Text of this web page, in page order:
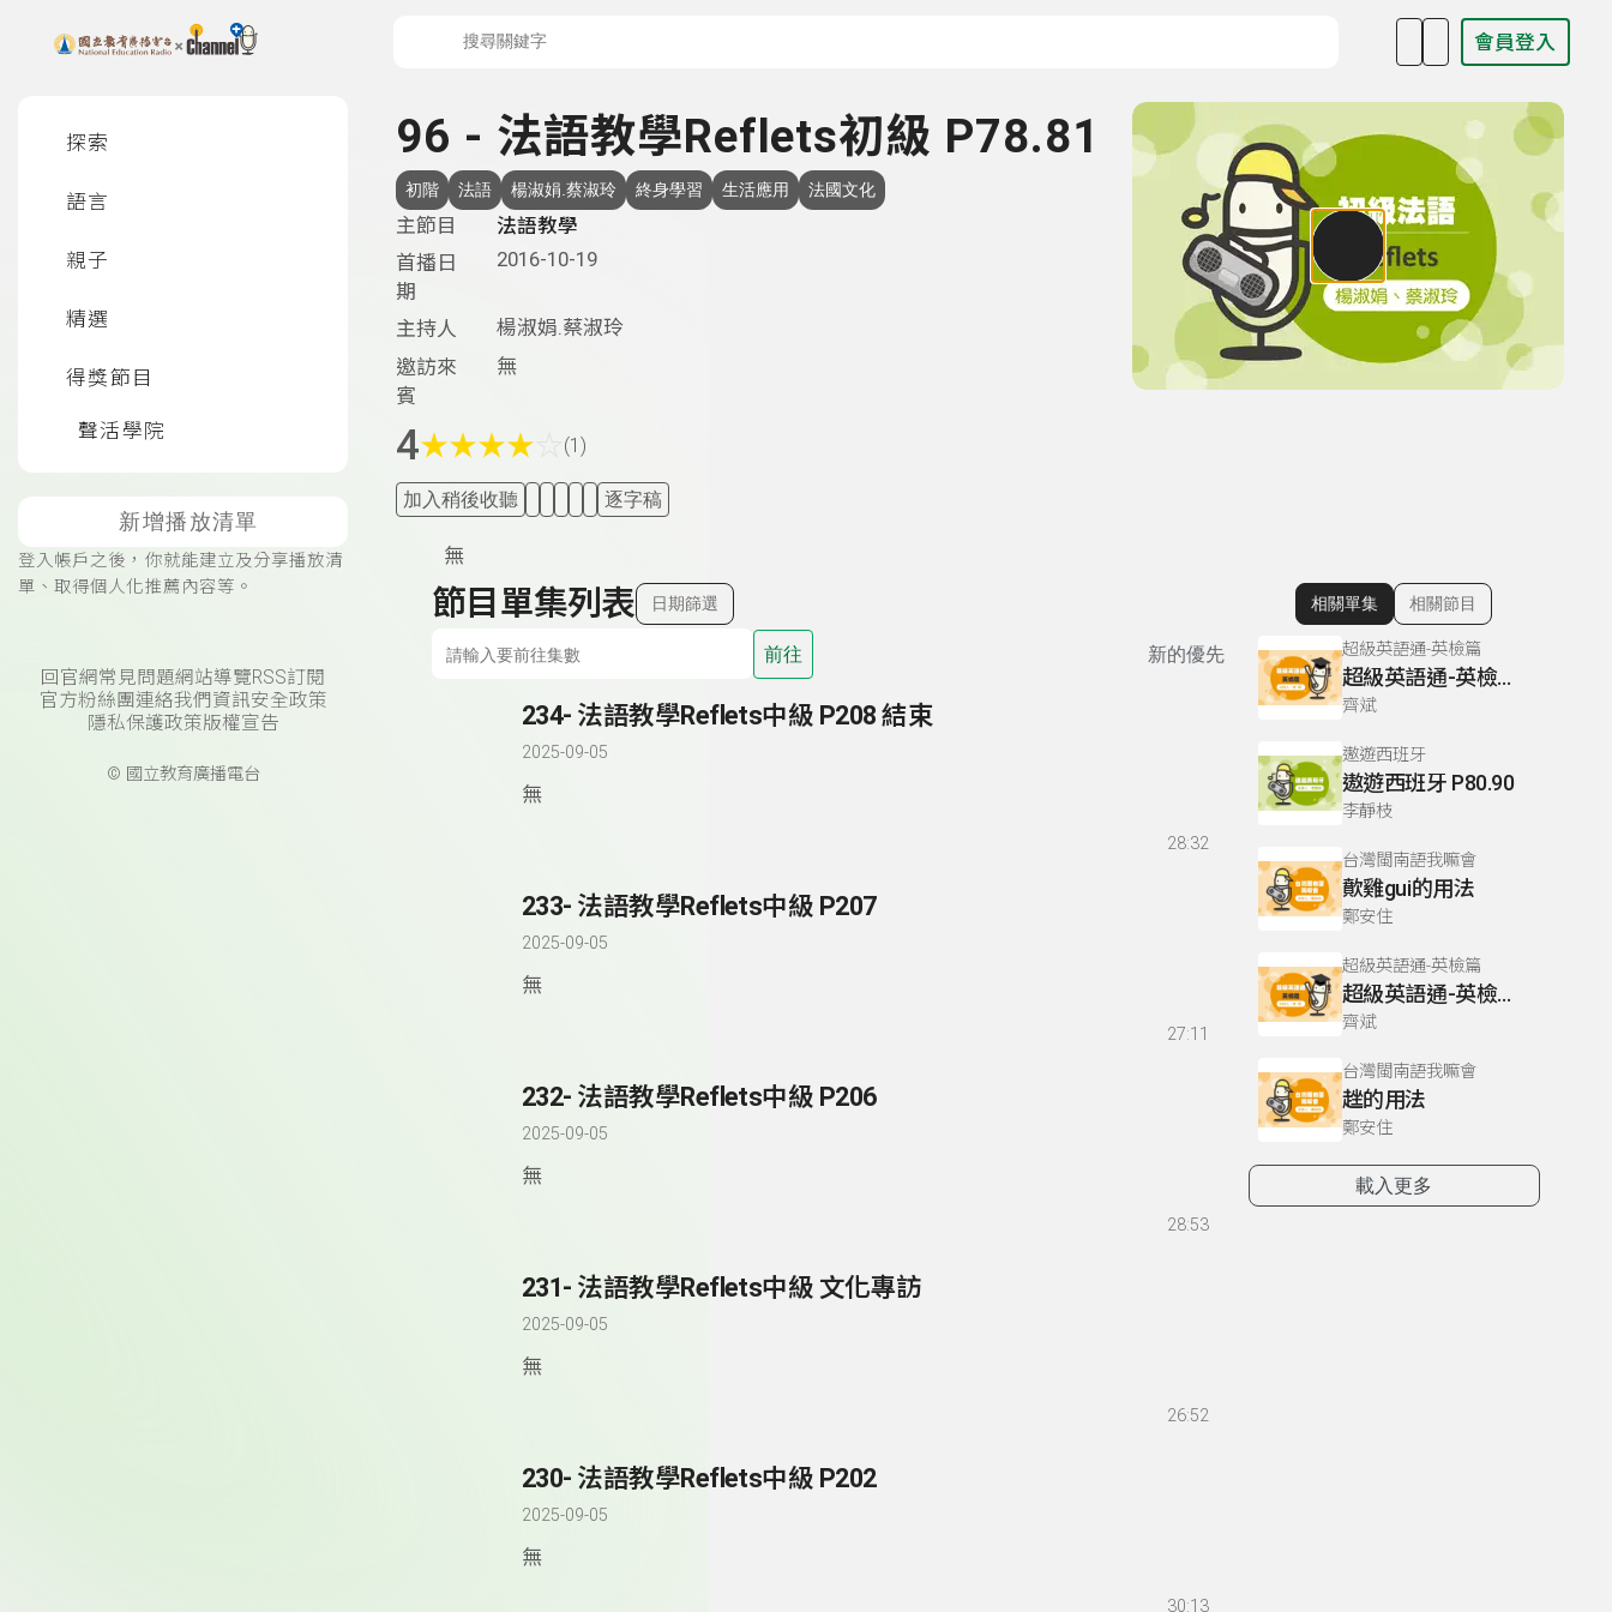
上方功能區塊 會員登入
探索
語言
親子
精選
得獎節目
聲活學院
新增播放清單
登入帳戶之後，你就能建立及分享播放清
單、取得個人化推薦內容等。
回官網常見問題網站導覽RSS訂閱
官方粉絲團連絡我們 資訊安全政策
隱私保護政策版權宣告
© 國立教育廣播電台
96 - 法語教學Reflets初級 P78.81
初階 法語 楊淑娟.蔡淑玲 終身學習 生活應用 法國文化
主節目
法語教學
首播日
期
2016-10-19
主持人
楊淑娟.蔡淑玲
邀訪來
賓
無
4★★★★ (1)
加入稍後收聽 逐字稿
無
節目單集列表 日期篩選
前往 新的優先
234- 法語教學Reflets中級 P208 結束
2025-09-05
無
28:32
233- 法語教學Reflets中級 P207
2025-09-05
無
27:11
232- 法語教學Reflets中級 P206
2025-09-05
無
28:53
231- 法語教學Reflets中級 文化專訪
2025-09-05
無
26:52
230- 法語教學Reflets中級 P202
2025-09-05
無
30:13
顯示相關單集
相關單集 相關節目
超級英語通-英檢篇
超級英語通-英檢篇 083 Cloze Test/段落填空-13
齊斌
遨遊西班牙
遨遊西班牙 P80.90
李靜枝
台灣閩南語我嘛會
歕雞gui的用法
鄭安住
超級英語通-英檢篇
超級英語通-英檢篇 035 Weekend Trip- 週末旅遊
齊斌
台灣閩南語我嘛會
趖的用法
鄭安住
載入更多